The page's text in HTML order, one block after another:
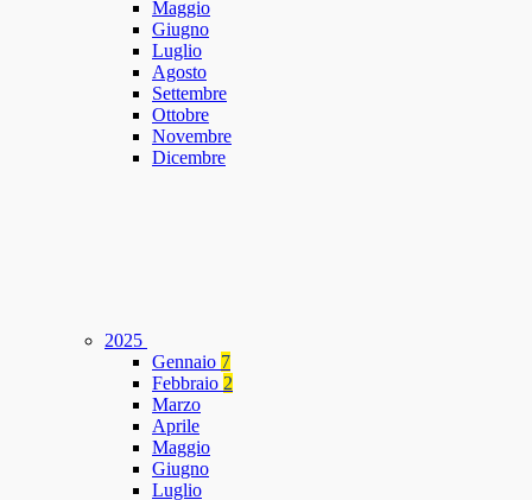
Maggio
Giugno
Luglio
Agosto
Settembre
Ottobre
Novembre
Dicembre
2025
Gennaio 7
Febbraio 2
Marzo
Aprile
Maggio
Giugno
Luglio